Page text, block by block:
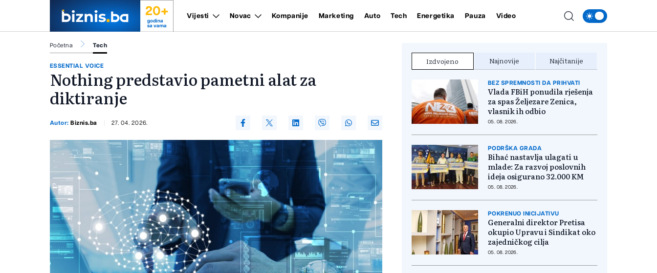
20+
godina
sa vama
Vijesti Novac Kompanije Marketing Auto Tech Energetika Pauza Video
Početna Tech
ESSENTIAL VOICE
Nothing predstavio pametni alat za
diktiranje
Autor:Biznis.ba 27. 04. 2026.
Izdvojeno Najnovije Najčitanije
BEZ SPREMNOSTI DA PRIHVATI
Vlada FBiH ponudila rješenja
za spas Željezare Zenica,
vlasnik ih odbio
05. 08. 2026.
PODRŠKA GRADA
Bihać nastavlja ulagati u
mlade: Za razvoj poslovnih
ideja osigurano 32.000 KM
05. 08. 2026.
POKRENUO INICIJATIVU
Generalni direktor Pretisa
okupio Upravu i Sindikat oko
zajedničkog cilja
05. 08. 2026.